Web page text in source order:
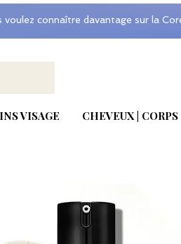
voulez connaître davantage sur la
VISAGE CHEVEUX | CORPS